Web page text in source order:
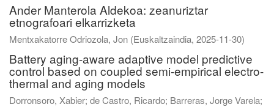
Ander Manterola Aldekoa: zeanuriztar
etnografoari elkarrizketa
Mentxakatorre Odriozola, Jon (Euskaltzaindia, 2025-11-30)
Battery aging-aware adaptive model predictive
control based on coupled semi-empirical electro-
thermal and aging models
Dorronsoro, Xabier; de Castro, Ricardo; Barreras, Jorge Varela;